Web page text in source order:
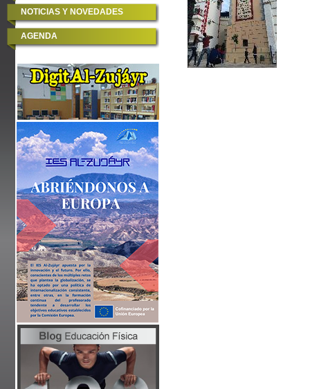
NOTICIAS Y NOVEDADES
AGENDA